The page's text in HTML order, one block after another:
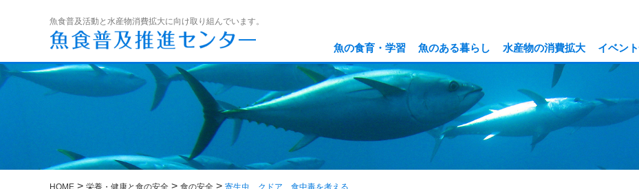
魚食普及活動と水産物消費拡大に向け取り組んでいます。
魚の食育・学習 魚のある暮らし 水産物の消費拡大 イベン
HOME > 栄養・健康と食の安全 > 食の安全 > 寄生虫 クドア 食中毒を考える